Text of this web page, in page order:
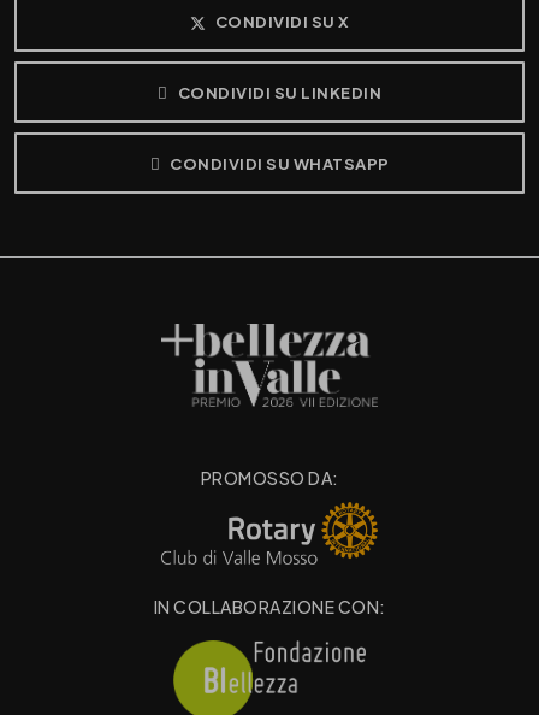
CONDIVIDI SU X
CONDIVIDI SU LINKEDIN
CONDIVIDI SU WHATSAPP
PROMOSSO DA:
IN COLLABORAZIONE CON: